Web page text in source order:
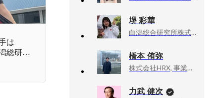
は
総研の
堺 彩華
白潟総合研究所株式会社, 人組織コンサルティング本部 コンサルタント
橋本 侑弥
株式会社HRX, 事業開発部マネージャー
力武 健次